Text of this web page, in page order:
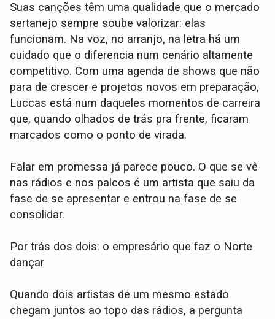
Suas canções têm uma qualidade que o mercado
sertanejo sempre soube valorizar: elas
funcionam. Na voz, no arranjo, na letra há um
cuidado que o diferencia num cenário altamente
competitivo. Com uma agenda de shows que não
para de crescer e projetos novos em preparação,
Luccas está num daqueles momentos de carreira
que, quando olhados de trás pra frente, ficaram
marcados como o ponto de virada.
Falar em promessa já parece pouco. O que se vê
nas rádios e nos palcos é um artista que saiu da
fase de se apresentar e entrou na fase de se
consolidar.
Por trás dos dois: o empresário que faz o Norte
dançar
Quando dois artistas de um mesmo estado
chegam juntos ao topo das rádios, a pergunta